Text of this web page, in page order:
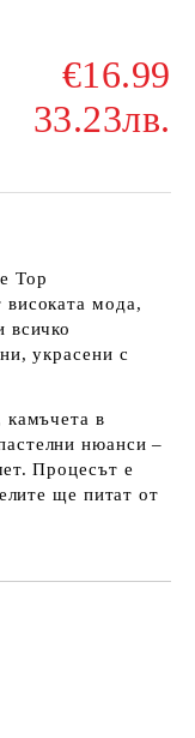
€16.99
33.23лв.
Top
мода,
всичко
украсени с
камъчета в
нюанси –
Процесът е
ще питат от